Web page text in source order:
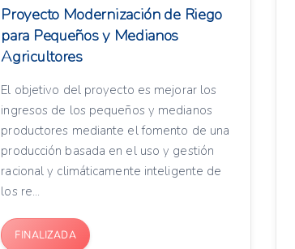
Proyecto Modernización de Riego
para Pequeños y Medianos
Agricultores
El objetivo del proyecto es mejorar los
ingresos de los pequeños y medianos
productores mediante el fomento de una
producción basada en el uso y gestión
racional y climáticamente inteligente de
los re...
FINALIZADA